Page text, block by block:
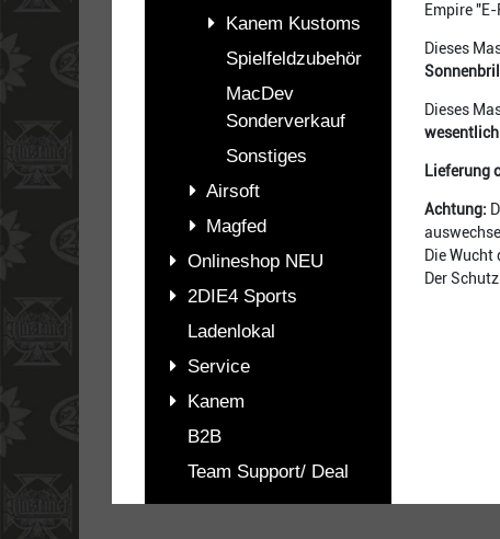
Kanem Kustoms
Spielfeldzubehör
MacDev
Sonderverkauf
Sonstiges
Airsoft
Magfed
Onlineshop NEU
2DIE4 Sports
Ladenlokal
Service
Kanem
B2B
Team Support/ Deal
Empire
Dieses
Dieses
wesentlich
Lieferung
Achtung:
Die
Der